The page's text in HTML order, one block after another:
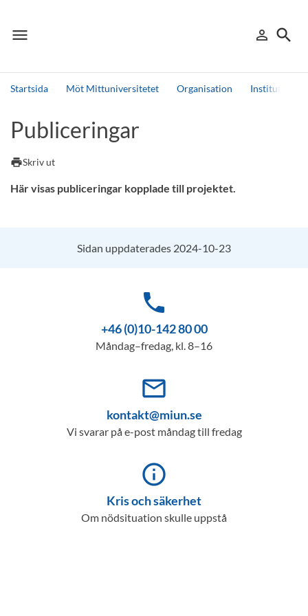
menu
Meny person_outline
Logga in
search
Sök
Startsida Möt Mittuniversitetet Organisation Institutioner
Andra söktjänster
Detta är vår testmiljö - endast testdata
Publiceringar
printSkriv ut
Här visas publiceringar kopplade till projektet.
Sidan uppdaterades 2024-10-23
phone
+46 (0)10-142 80 00
Måndag–fredag, kl. 8–16
mail_outline
kontakt@miun.se
Vi svarar på e-post måndag till fredag
info_outline
Kris och säkerhet
Om nödsituation skulle uppstå